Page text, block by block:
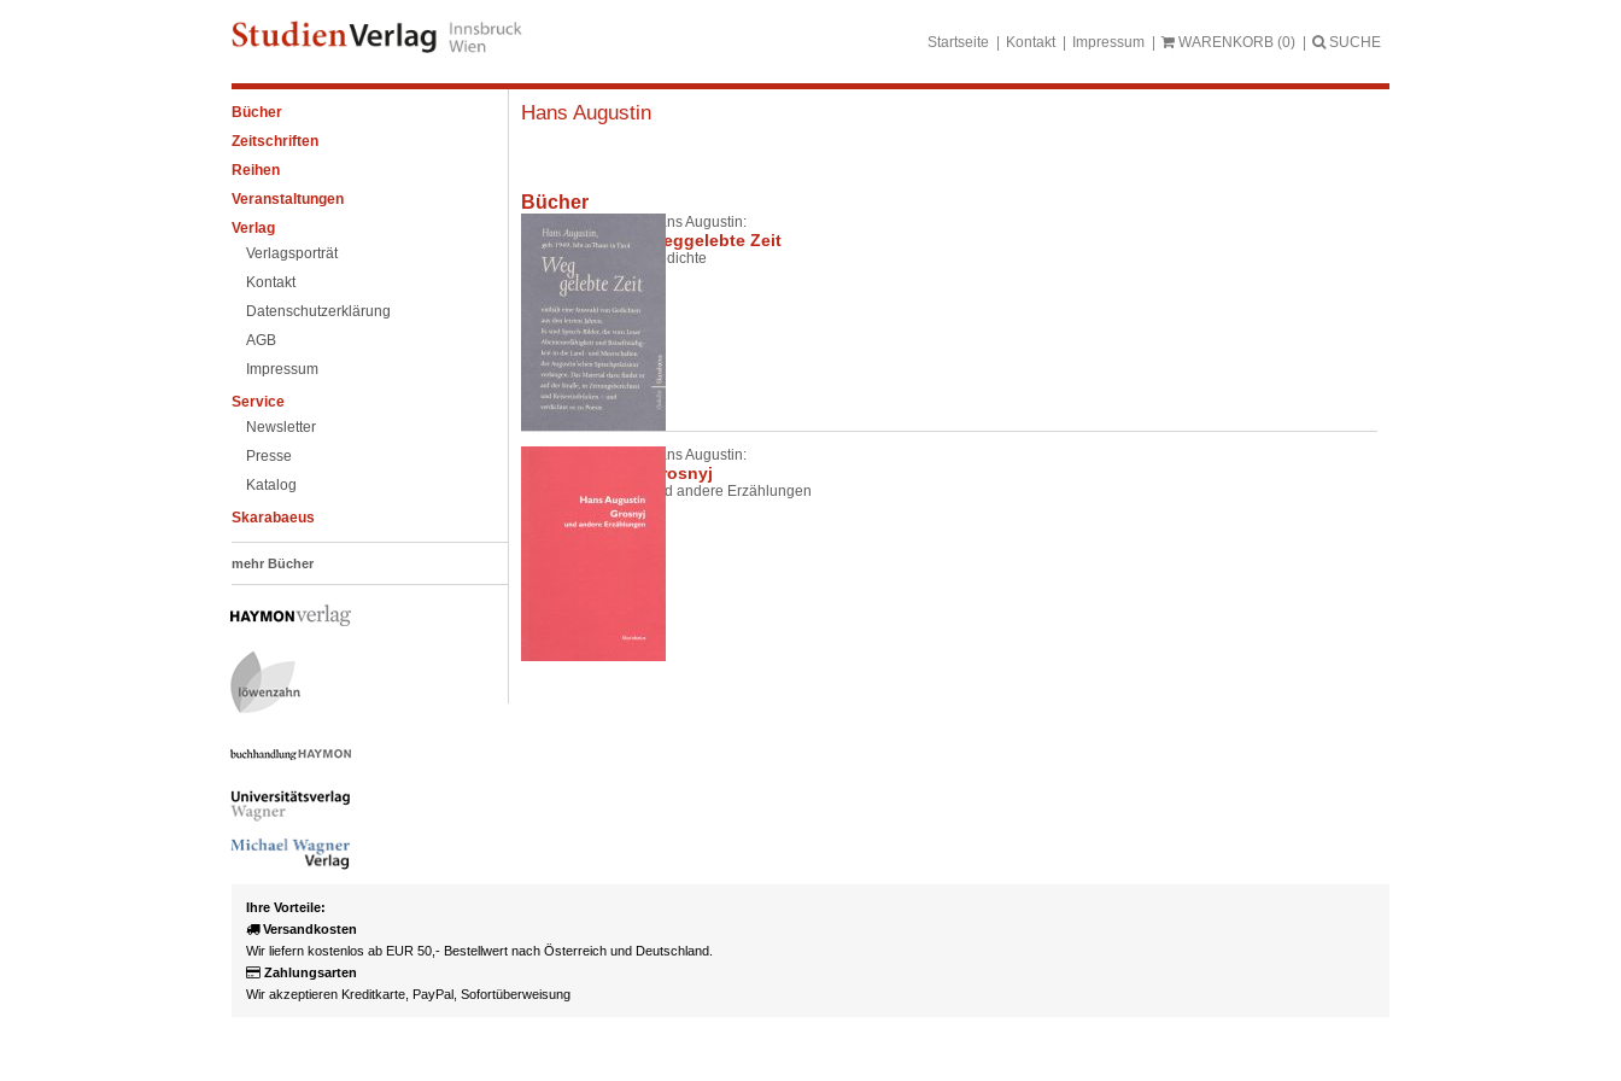
Startseite Kontakt Impressum WARENKORB (0) SUCHE
Bücher
Zeitschriften
Reihen
Veranstaltungen
Verlag
Verlagsporträt
Kontakt
Datenschutzerklärung
AGB
Impressum
Service
Newsletter
Presse
Katalog
Skarabaeus
mehr Bücher
Hans Augustin
Bücher
Hans Augustin:
Weggelebte Zeit
Gedichte
Hans Augustin:
Grosnyj
und andere Erzählungen
Ihre Vorteile:
Versandkosten
Wir liefern kostenlos ab EUR 50,- Bestellwert nach Österreich und Deutschland.
Zahlungsarten
Wir akzeptieren Kreditkarte, PayPal, Sofortüberweisung